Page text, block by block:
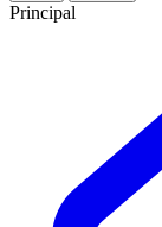
Principal